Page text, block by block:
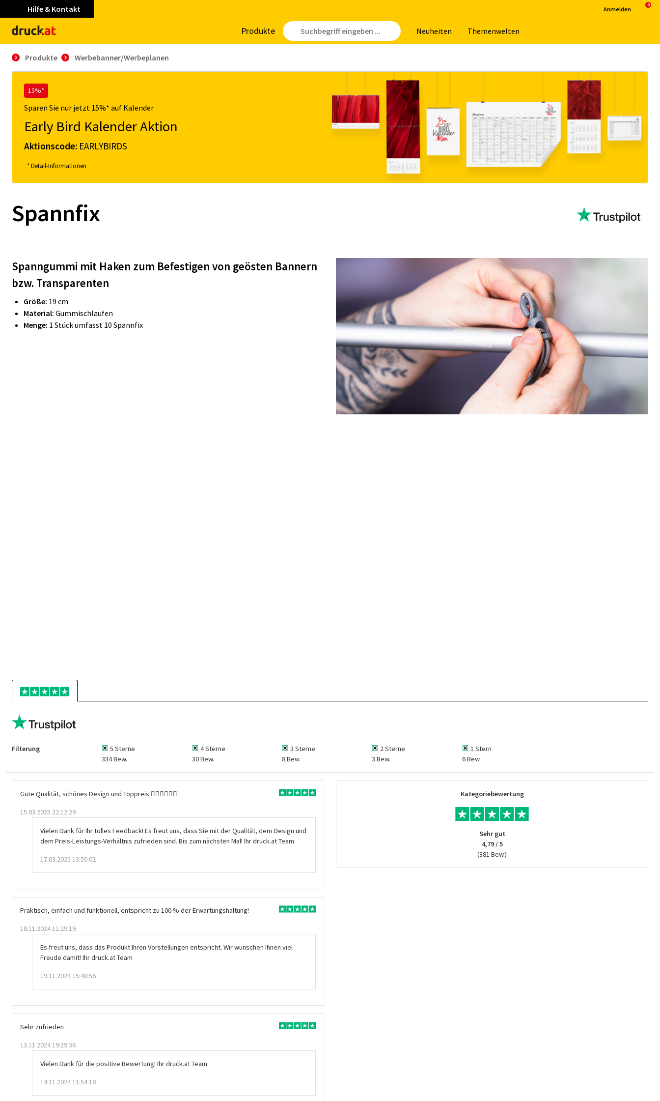
Hilfe & Kontakt
Pro­duk­te Neu­hei­ten The­men­wel­ten
An­mel­den
Produkte Werbebanner/Werbeplanen
15%*
Sparen Sie nur jetzt 15%* auf Kalender
Early Bird Kalender Aktion
Aktionscode: EARLYBIRDS
* Detail-Informationen
Spannfix
Spanngummi mit Haken zum Befestigen von geösten Bannern
bzw. Transparenten
Größe: 19 cm
Material: Gummischlaufen
Menge: 1 Stück umfasst 10 Spannfix
Filterung
5 Sterne
334 Bew.
4 Sterne
30 Bew.
3 Sterne
8 Bew.
2 Sterne
3 Bew.
1 Stern
6 Bew.
Gute Qualität, schönes Design und Toppreis 👍🏻👍🏻👍🏻
15.03.2025 22:12:29
Vielen Dank für Ihr tolles Feedback! Es freut uns, dass Sie mit der Qualität, dem Design und
dem Preis-Leistungs-Verhältnis zufrieden sind. Bis zum nächsten Mal! Ihr druck.at Team
17.03.2025 13:50:02
Praktisch, einfach und funktionell, entspricht zu 100 % der Erwartungshaltung!
18.11.2024 11:29:19
Es freut uns, dass das Produkt Ihren Vorstellungen entspricht. Wir wünschen Ihnen viel
Freude damit! Ihr druck.at Team
19.11.2024 15:48:56
Sehr zufrieden
13.11.2024 19:29:36
Vielen Dank für die positive Bewertung! Ihr druck.at Team
14.11.2024 11:54:18
Kategoriebewertung
Sehr gut
4,79 / 5
(381 Bew.)